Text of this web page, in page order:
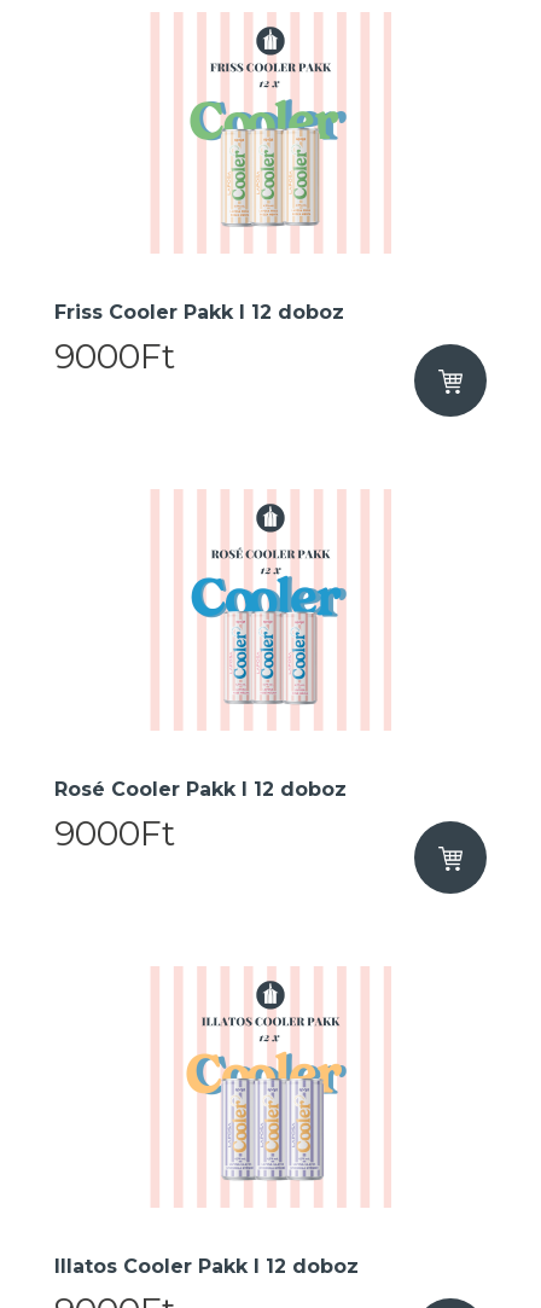
Friss Cooler Pakk I 12 doboz
9000Ft
Rosé Cooler Pakk I 12 doboz
9000Ft
Illatos Cooler Pakk I 12 doboz